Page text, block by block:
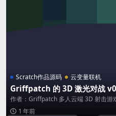
Scratch作品源码 云变量联机
Griffpatch 的 3D 激光对战
作者：Griffpatch 多人云端 3D 射击游
1 年前